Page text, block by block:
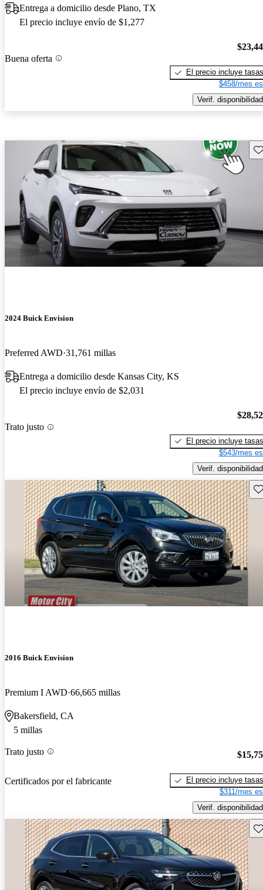
Entrega a domicilio desde Plano, TX
El precio incluye envío de $1,277
Buena oferta
El precio incluye tasas
$458/mes
Verif. disponibilidad
2024 Buick Envision
Preferred AWD 31,761 millas
Entrega a domicilio desde Kansas City, KS
El precio incluye envío de $2,031
Trato justo
El precio incluye tasas
$543/mes
Verif. disponibilidad
2016 Buick Envision
Premium I AWD 66,665 millas
Bakersfield, CA
5 millas
Trato justo
Certificados por el fabricante
El precio incluye tasas
$311/mes
Verif. disponibilidad